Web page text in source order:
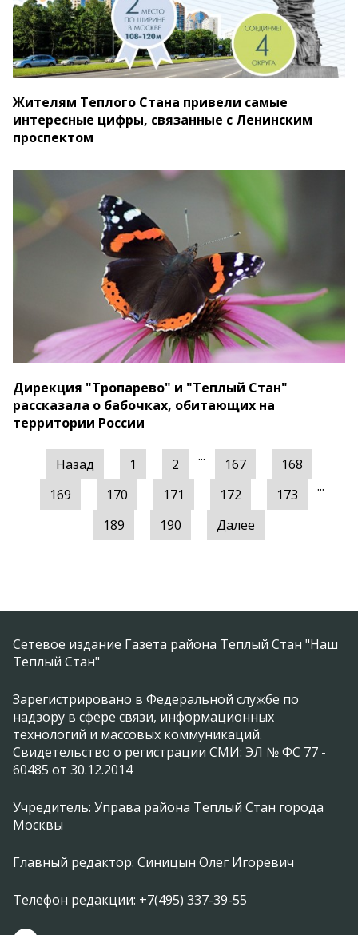
Жителям Теплого Стана привели самые
интересные цифры, связанные с Ленинским
проспектом
Дирекция "Тропарево" и "Теплый Стан"
рассказала о бабочках, обитающих на
территории России
Назад 1 2 ... 167
168
169
170 171 172 173 ...
189 190 Далее
Сетевое издание Газета района Теплый Стан "Наш
Теплый Стан"
Зарегистрировано в Федеральной службе по
надзору в сфере связи, информационных
технологий и массовых коммуникаций.
Свидетельство о регистрации СМИ: ЭЛ № ФС 77 -
60485 от 30.12.2014
Учредитель: Управа района Теплый Стан города
Москвы
Главный редактор: Синицын Олег Игоревич
Телефон редакции: +7(495) 337-39-55